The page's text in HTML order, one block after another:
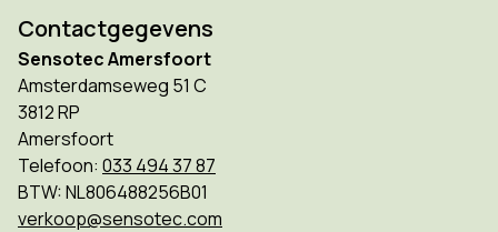
Contactgegevens
Sensotec Amersfoort
Amsterdamseweg 51 C
3812 RP
Amersfoort
Telefoon: 033 494 37 87
BTW: NL806488256B01
verkoop@sensotec.com